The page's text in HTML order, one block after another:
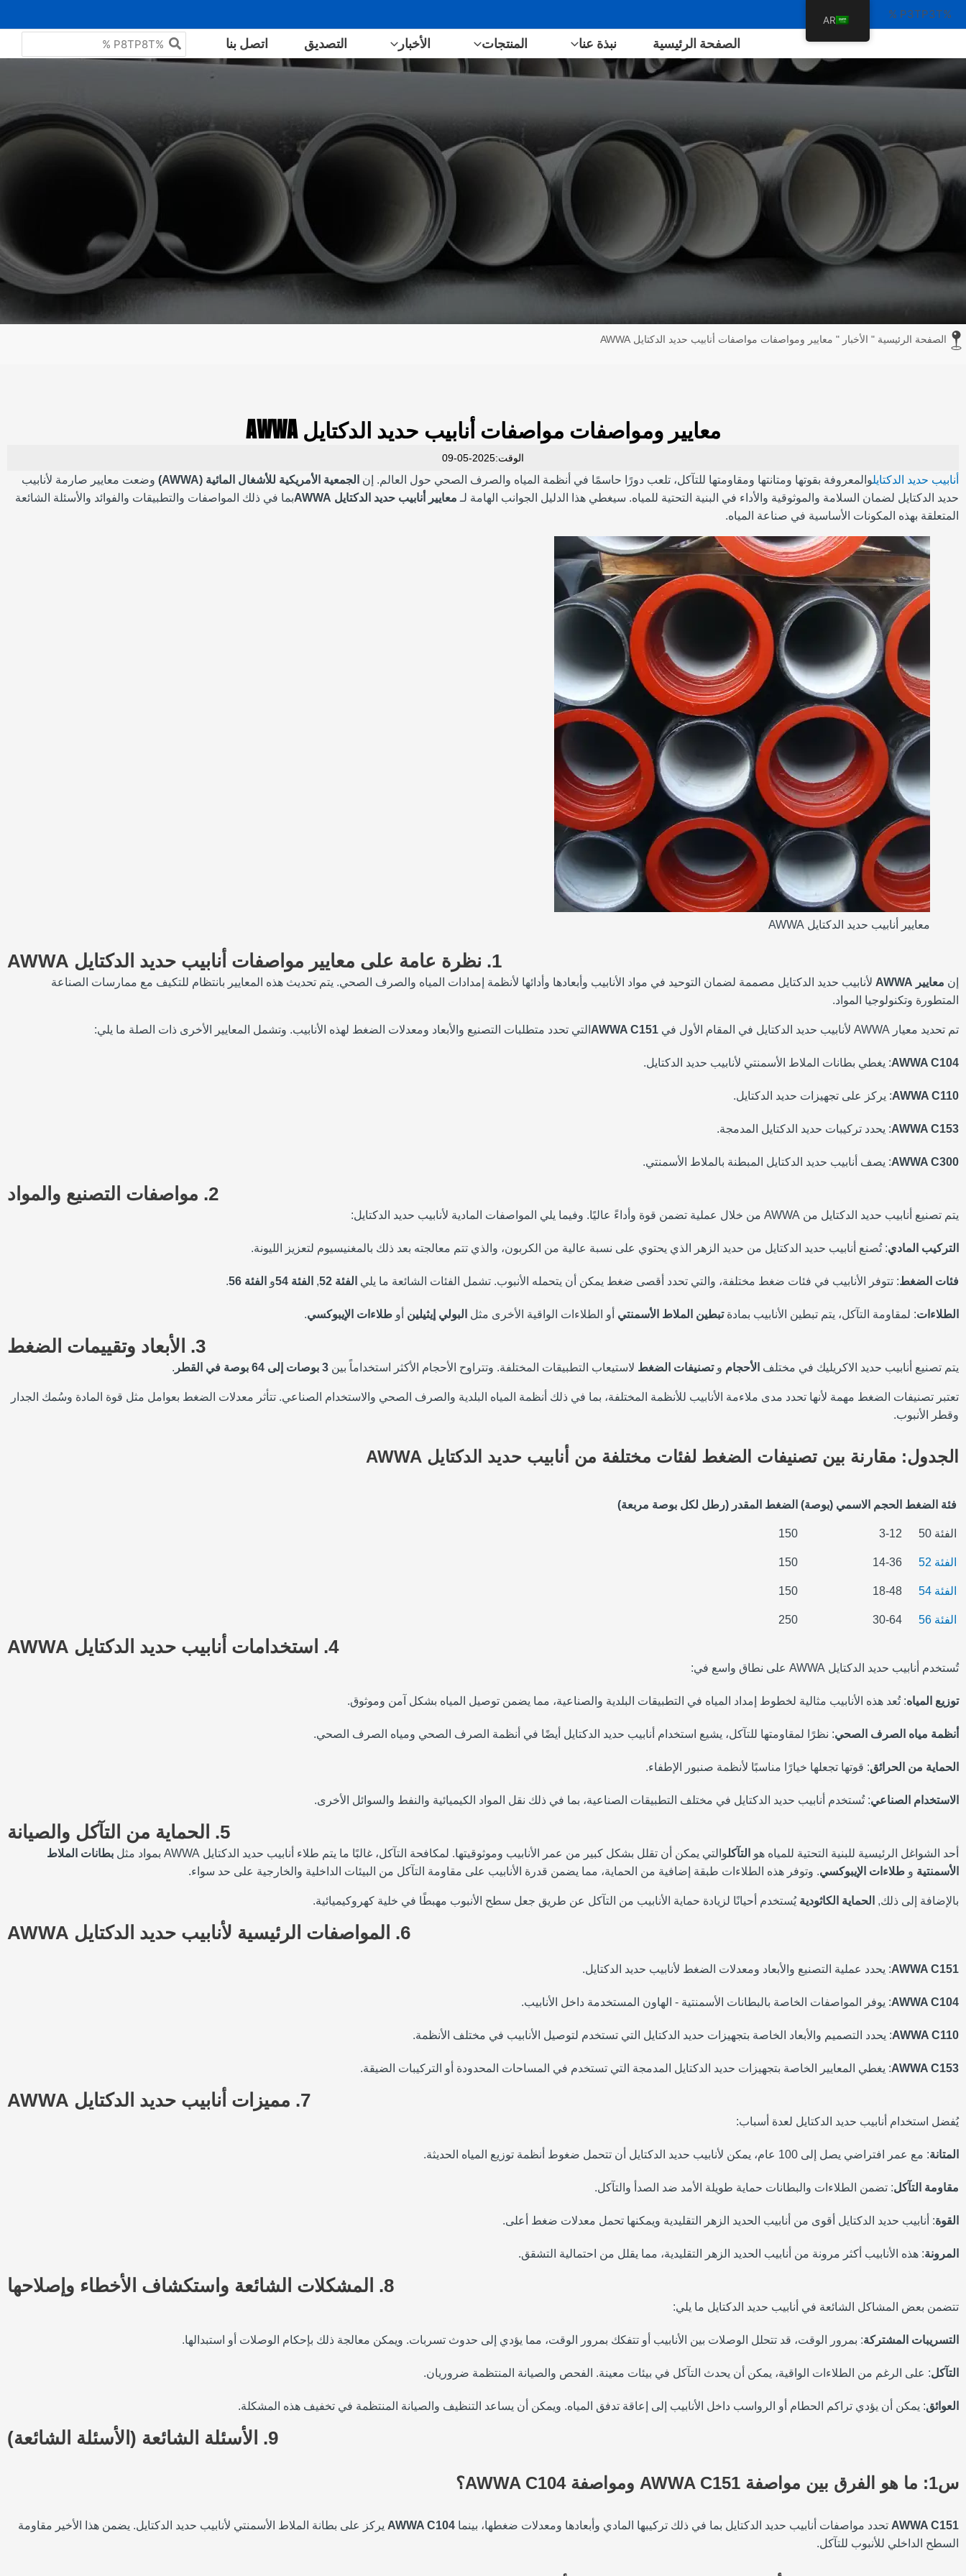
容
%P3TP3T %
الصفحة الرئيسية نبذة عنا المنتجات الأخبار التصديق اتصل بنا
البحث
عن:
الصفحة الرئيسية " الأخبار " معايير ومواصفات مواصفات أنابيب حديد الدكتايل AWWA
معايير ومواصفات مواصفات أنابيب حديد الدكتايل AWWA
الوقت:2025-05-09
أنابيب حديد الدكتايلوالمعروفة بقوتها ومتانتها ومقاومتها للتآكل، تلعب دورًا حاسمًا في أنظمة المياه والصرف الصحي حول العالم. إن الجمعية الأمريكية للأشغال المائية (AWWA)
وضعت معايير صارمة لأنابيب
حديد الدكتايل لضمان السلامة والموثوقية والأداء في البنية التحتية للمياه. سيغطي هذا الدليل الجوانب الهامة لـ معايير أنابيب حديد الدكتايل AWWA
بما في ذلك المواصفات والتطبيقات والفوائد والأسئلة الشائعة
المتعلقة بهذه المكونات الأساسية في صناعة المياه.
معايير أنابيب حديد الدكتايل AWWA
1. نظرة عامة على معايير مواصفات أنابيب حديد الدكتايل AWWA
إن معايير AWWA
لأنابيب حديد الدكتايل مصممة لضمان التوحيد في مواد الأنابيب وأبعادها وأدائها لأنظمة إمدادات المياه والصرف الصحي. يتم تحديث هذه المعايير بانتظام للتكيف مع ممارسات الصناعة
المتطورة وتكنولوجيا المواد.
تم تحديد معيار AWWA لأنابيب حديد الدكتايل في المقام الأول في AWWA C151 التي تحدد متطلبات التصنيع والأبعاد ومعدلات الضغط لهذه الأنابيب. وتشمل المعايير الأخرى ذات الصلة ما يلي:
AWWA C104: يغطي بطانات الملاط الأسمنتي لأنابيب حديد الدكتايل.
AWWA C110: يركز على تجهيزات حديد الدكتايل.
AWWA C153: يحدد تركيبات حديد الدكتايل المدمجة.
AWWA C300: يصف أنابيب حديد الدكتايل المبطنة بالملاط الأسمنتي.
2. مواصفات التصنيع والمواد
يتم تصنيع أنابيب حديد الدكتايل من AWWA من خلال عملية تضمن قوة وأداءً عاليًا. وفيما يلي المواصفات المادية لأنابيب حديد الدكتايل:
التركيب المادي: تُصنع أنابيب حديد الدكتايل من حديد الزهر الذي يحتوي على نسبة عالية من الكربون، والذي تتم معالجته بعد ذلك بالمغنيسيوم لتعزيز الليونة.
فئات الضغط: تتوفر الأنابيب في فئات ضغط مختلفة، والتي تحدد أقصى ضغط يمكن أن يتحمله الأنبوب. تشمل الفئات الشائعة ما يلي الفئة 52 , الفئة 54 و الفئة 56 .
الطلاءات: لمقاومة التآكل، يتم تبطين الأنابيب بمادةتبطين الملاط الأسمنتي أو الطلاءات الواقية الأخرى مثل البولي إيثيلين أو طلاءات الإيبوكسي.
3. الأبعاد وتقييمات الضغط
يتم تصنيع أنابيب حديد الاكريليك في مختلف الأحجام وتصنيفات الضغط لاستيعاب التطبيقات المختلفة. وتتراوح الأحجام الأكثر استخداماً بين 3 بوصات إلى 64 بوصة في القطر .
تعتبر تصنيفات الضغط مهمة لأنها تحدد مدى ملاءمة الأنابيب للأنظمة المختلفة، بما في ذلك أنظمة المياه البلدية والصرف الصحي والاستخدام الصناعي. تتأثر معدلات الضغط بعوامل مثل قوة المادة وسُمك الجدار
وقطر الأنبوب.
الجدول: مقارنة بين تصنيفات الضغط لفئات مختلفة من أنابيب حديد الدكتايل AWWA
فئة الضغط الحجم الاسمي (بوصة) الضغط المقدر (رطل لكل بوصة مربعة)
الفئة 50 3-12
150
الفئة 52 14-36
150
الفئة 54 18-48
150
الفئة 56 30-64
250
4. استخدامات أنابيب حديد الدكتايل AWWA
تُستخدم أنابيب حديد الدكتايل AWWA على نطاق واسع في:
توزيع المياه: تُعد هذه الأنابيب مثالية لخطوط إمداد المياه في التطبيقات البلدية والصناعية، مما يضمن توصيل المياه بشكل آمن وموثوق.
أنظمة مياه الصرف الصحي: نظرًا لمقاومتها للتآكل، يشيع استخدام أنابيب حديد الدكتايل أيضًا في أنظمة الصرف الصحي ومياه الصرف الصحي.
الحماية من الحرائق: قوتها تجعلها خيارًا مناسبًا لأنظمة صنبور الإطفاء.
الاستخدام الصناعي: تُستخدم أنابيب حديد الدكتايل في مختلف التطبيقات الصناعية، بما في ذلك نقل المواد الكيميائية والنفط والسوائل الأخرى.
5. الحماية من التآكل والصيانة
أحد الشواغل الرئيسية للبنية التحتية للمياه هو التآكلوالتي يمكن أن تقلل بشكل كبير من عمر الأنابيب وموثوقيتها. لمكافحة التآكل، غالبًا ما يتم طلاء أنابيب حديد الدكتايل AWWA بمواد مثل
بطانات الملاط
الأسمنتية و طلاءات الإيبوكسي. وتوفر هذه الطلاءات طبقة إضافية من الحماية، مما يضمن قدرة الأنابيب على مقاومة التآكل من البيئات الداخلية والخارجية على حد سواء.
بالإضافة إلى ذلك, الحماية الكاثودية يُستخدم أحيانًا لزيادة حماية الأنابيب من التآكل عن طريق جعل سطح الأنبوب مهبطًا في خلية كهروكيميائية.
6. المواصفات الرئيسية لأنابيب حديد الدكتايل AWWA
AWWA C151: يحدد عملية التصنيع والأبعاد ومعدلات الضغط لأنابيب حديد الدكتايل.
AWWA C104: يوفر المواصفات الخاصة بالبطانات الأسمنتية - الهاون المستخدمة داخل الأنابيب.
AWWA C110: يحدد التصميم والأبعاد الخاصة بتجهيزات حديد الدكتايل التي تستخدم لتوصيل الأنابيب في مختلف الأنظمة.
AWWA C153: يغطي المعايير الخاصة بتجهيزات حديد الدكتايل المدمجة التي تستخدم في المساحات المحدودة أو التركيبات الضيقة.
7. مميزات أنابيب حديد الدكتايل AWWA
يُفضل استخدام أنابيب حديد الدكتايل لعدة أسباب:
المتانة: مع عمر افتراضي يصل إلى 100 عام، يمكن لأنابيب حديد الدكتايل أن تتحمل ضغوط أنظمة توزيع المياه الحديثة.
مقاومة التآكل: تضمن الطلاءات والبطانات حماية طويلة الأمد ضد الصدأ والتآكل.
القوة: أنابيب حديد الدكتايل أقوى من أنابيب الحديد الزهر التقليدية ويمكنها تحمل معدلات ضغط أعلى.
المرونة: هذه الأنابيب أكثر مرونة من أنابيب الحديد الزهر التقليدية، مما يقلل من احتمالية التشقق.
8. المشكلات الشائعة واستكشاف الأخطاء وإصلاحها
تتضمن بعض المشاكل الشائعة في أنابيب حديد الدكتايل ما يلي:
التسريبات المشتركة: بمرور الوقت، قد تتحلل الوصلات بين الأنابيب أو تتفكك بمرور الوقت، مما يؤدي إلى حدوث تسربات. ويمكن معالجة ذلك بإحكام الوصلات أو استبدالها.
التآكل: على الرغم من الطلاءات الواقية، يمكن أن يحدث التآكل في بيئات معينة. الفحص والصيانة المنتظمة ضروريان.
العوائق: يمكن أن يؤدي تراكم الحطام أو الرواسب داخل الأنابيب إلى إعاقة تدفق المياه. ويمكن أن يساعد التنظيف والصيانة المنتظمة في تخفيف هذه المشكلة.
9. الأسئلة الشائعة (الأسئلة الشائعة)
س1: ما هو الفرق بين مواصفة AWWA C151 ومواصفة AWWA C104؟
AWWA C151 تحدد مواصفات أنابيب حديد الدكتايل بما في ذلك تركيبها المادي وأبعادها ومعدلات ضغطها، بينما AWWA C104 يركز على بطانة الملاط الأسمنتي لأنابيب حديد الدكتايل. يضمن هذا الأخير مقاومة
السطح الداخلي للأنبوب للتآكل.
AR